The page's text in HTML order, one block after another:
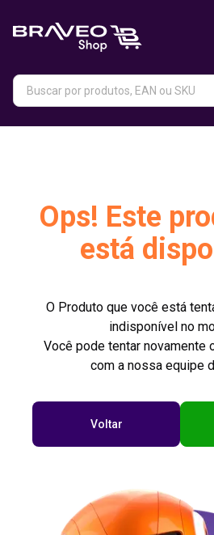
Ops! Este
está
O Produto que você está
indisponível no
Você pode tentar novamente
com a nossa equipe
Voltar